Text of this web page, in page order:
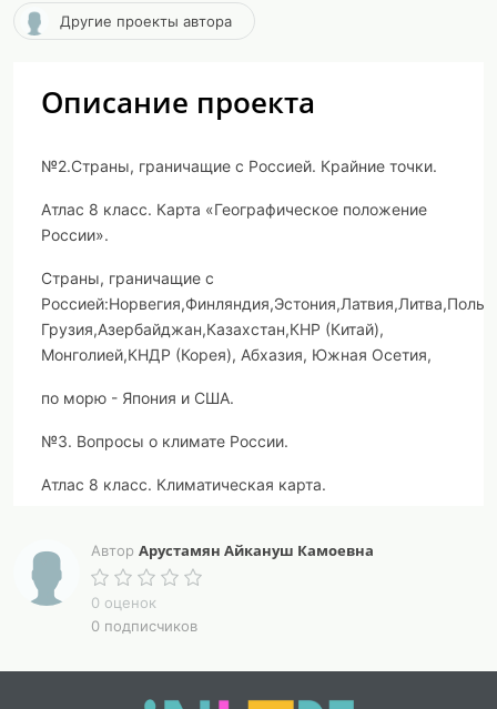
Другие проекты автора
Описание проекта
№2.Страны, граничащие с Россией. Крайние точки.
Атлас 8 класс. Карта «Географическое положение
России».
Страны, граничащие с
Россией:Норвегия,Финляндия,Эстония,Латвия,Литва,Польш
Грузия,Азербайджан,Казахстан,КНР (Китай),
Монголией,КНДР (Корея), Абхазия, Южная Осетия,
по морю - Япония и США.
№3. Вопросы о климате России.
Атлас 8 класс. Климатическая карта.
на юг. Зимой уменьшается с запада на восток (чем
ближе к западу – тем теплее). Количество осадков
увеличивается к западу, в горах, на побережье
Тихого океана.
№5.Вопросы по экономике России.
Автор Арустамян Айкануш Камоевна
0 оценок
0 подписчиков